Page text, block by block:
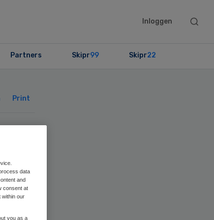
Inloggen
Search
Partners Skipr99 Skipr22
Print
data
and
consent at
within our
you as a